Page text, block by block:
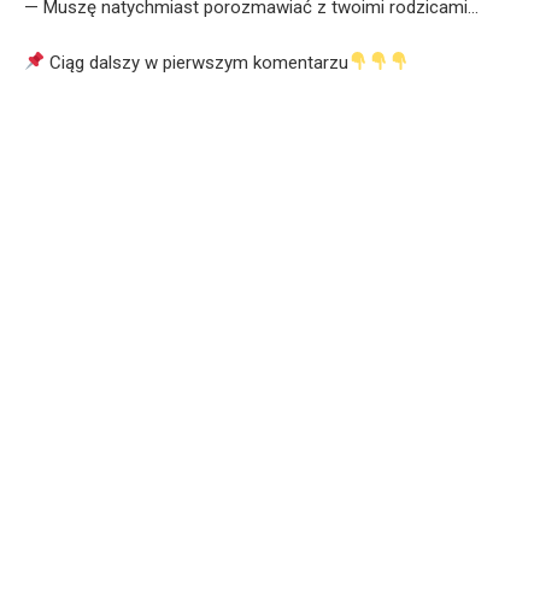
— Muszę natychmiast porozmawiać z twoimi rodzicami…
Ciąg dalszy w pierwszym komentarzu